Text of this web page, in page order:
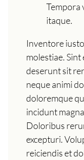
Tempora
itaque.
Inventore
molestiae.
deserunt sit
neque animi
doloremque
incidunt
Doloribus
excepturi.
reiciendis et